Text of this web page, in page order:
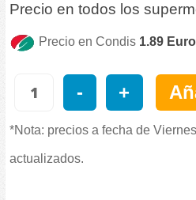
Precio en todos los
Precio en Condis 1.89
- +
*Nota: precios a fecha de
actualizados.